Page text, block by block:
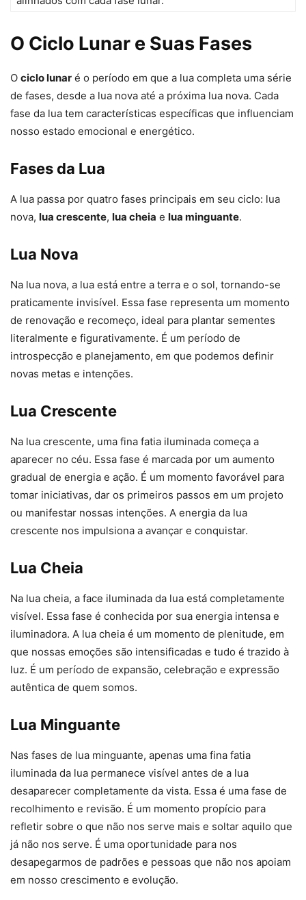
O Ciclo Lunar e Suas Fases
O ciclo lunar é o período em que a lua completa uma série
de fases, desde a lua nova até a próxima lua nova. Cada
fase da lua tem características específicas que influenciam
nosso estado emocional e energético.
Fases da Lua
A lua passa por quatro fases principais em seu ciclo: lua
nova, lua crescente, lua cheia e lua minguante.
Lua Nova
Na lua nova, a lua está entre a terra e o sol, tornando-se
praticamente invisível. Essa fase representa um momento
de renovação e recomeço, ideal para plantar sementes
literalmente e figurativamente. É um período de
introspecção e planejamento, em que podemos definir
novas metas e intenções.
Lua Crescente
Na lua crescente, uma fina fatia iluminada começa a
aparecer no céu. Essa fase é marcada por um aumento
gradual de energia e ação. É um momento favorável para
tomar iniciativas, dar os primeiros passos em um projeto
ou manifestar nossas intenções. A energia da lua
crescente nos impulsiona a avançar e conquistar.
Lua Cheia
Na lua cheia, a face iluminada da lua está completamente
visível. Essa fase é conhecida por sua energia intensa e
iluminadora. A lua cheia é um momento de plenitude, em
que nossas emoções são intensificadas e tudo é trazido à
luz. É um período de expansão, celebração e expressão
autêntica de quem somos.
Lua Minguante
Nas fases de lua minguante, apenas uma fina fatia
iluminada da lua permanece visível antes de a lua
desaparecer completamente da vista. Essa é uma fase de
recolhimento e revisão. É um momento propício para
refletir sobre o que não nos serve mais e soltar aquilo que
já não nos serve. É uma oportunidade para nos
desapegarmos de padrões e pessoas que não nos apoiam
em nosso crescimento e evolução.